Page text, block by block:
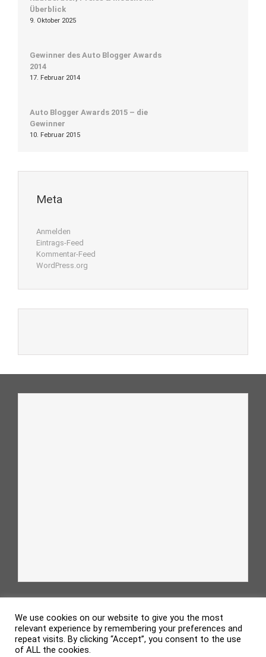
Überblick
9. Oktober 2025
Gewinner des Auto Blogger Awards
2014
17. Februar 2014
Auto Blogger Awards 2015 – die
Gewinner
10. Februar 2015
Meta
Anmelden
Eintrags-Feed
Kommentar-Feed
WordPress.org
We use cookies on our website to give you the most
relevant experience by remembering your preferences and
repeat visits. By clicking “Accept”, you consent to the use
of ALL the cookies.